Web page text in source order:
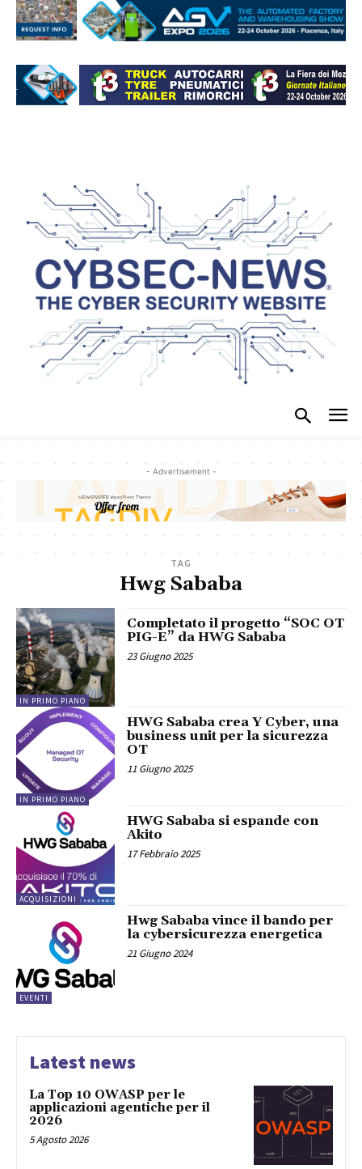
- Advertisement -
TAG
Hwg Sababa
IN PRIMO PIANO
Completato il progetto “SOC OT
PIG-E” da HWG Sababa
23 Giugno 2025
IN PRIMO PIANO
HWG Sababa crea Y Cyber, una
business unit per la sicurezza
OT
11 Giugno 2025
ACQUISIZIONI
HWG Sababa si espande con
Akito
17 Febbraio 2025
EVENTI
Hwg Sababa vince il bando per
la cybersicurezza energetica
21 Giugno 2024
Latest news
La Top 10 OWASP per le
applicazioni agentiche per il
2026
5 Agosto 2026